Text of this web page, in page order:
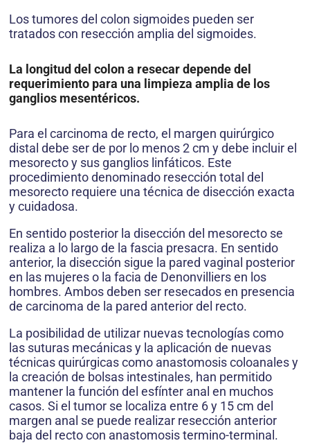
Los tumores del colon sigmoides pueden ser
tratados con resección amplia del sigmoides.
La longitud del colon a resecar depende del
requerimiento para una limpieza amplia de los
ganglios mesentéricos.
Para el carcinoma de recto, el margen quirúrgico
distal debe ser de por lo menos 2 cm y debe incluir el
mesorecto y sus ganglios linfáticos. Este
procedimiento denominado resección total del
mesorecto requiere una técnica de disección exacta
y cuidadosa.
En sentido posterior la disección del mesorecto se
realiza a lo largo de la fascia presacra. En sentido
anterior, la disección sigue la pared vaginal posterior
en las mujeres o la facia de Denonvilliers en los
hombres. Ambos deben ser resecados en presencia
de carcinoma de la pared anterior del recto.
La posibilidad de utilizar nuevas tecnologías como
las suturas mecánicas y la aplicación de nuevas
técnicas quirúrgicas como anastomosis coloanales y
la creación de bolsas intestinales, han permitido
mantener la función del esfínter anal en muchos
casos. Si el tumor se localiza entre 6 y 15 cm del
margen anal se puede realizar resección anterior
baja del recto con anastomosis termino-terminal.